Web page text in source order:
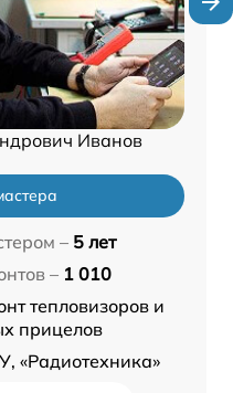
Иванов
– 5 лет
– 1 010
тепловизоров и
прицелов
«Радиотехника»